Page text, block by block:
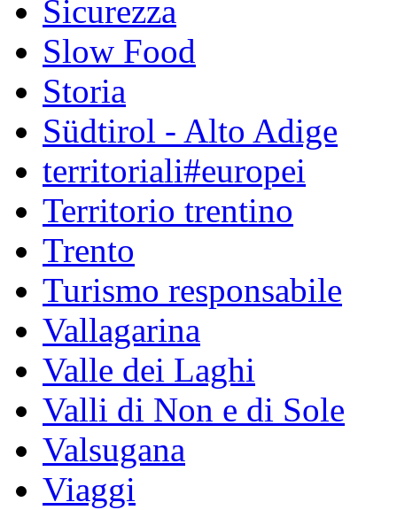
Sicurezza
Slow Food
Storia
Südtirol - Alto Adige
territoriali#europei
Territorio trentino
Trento
Turismo responsabile
Vallagarina
Valle dei Laghi
Valli di Non e di Sole
Valsugana
Viaggi